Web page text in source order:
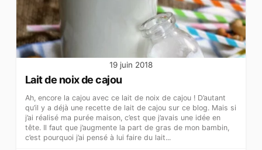
19 juin 2018
Lait de noix de cajou
Ah, encore la cajou avec ce lait de noix de cajou ! D’autant
qu’il y a déjà une recette de lait de cajou sur ce blog. Mais si
j’ai réalisé ma purée maison, c’est que j’avais une idée en
tête. Il faut que j’augmente la part de gras de mon bambin,
c’est pourquoi j’ai pensé à lui faire du lait...